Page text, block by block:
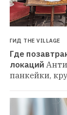
ГИД THE VILLAGE
Где
локаций
панкейки,